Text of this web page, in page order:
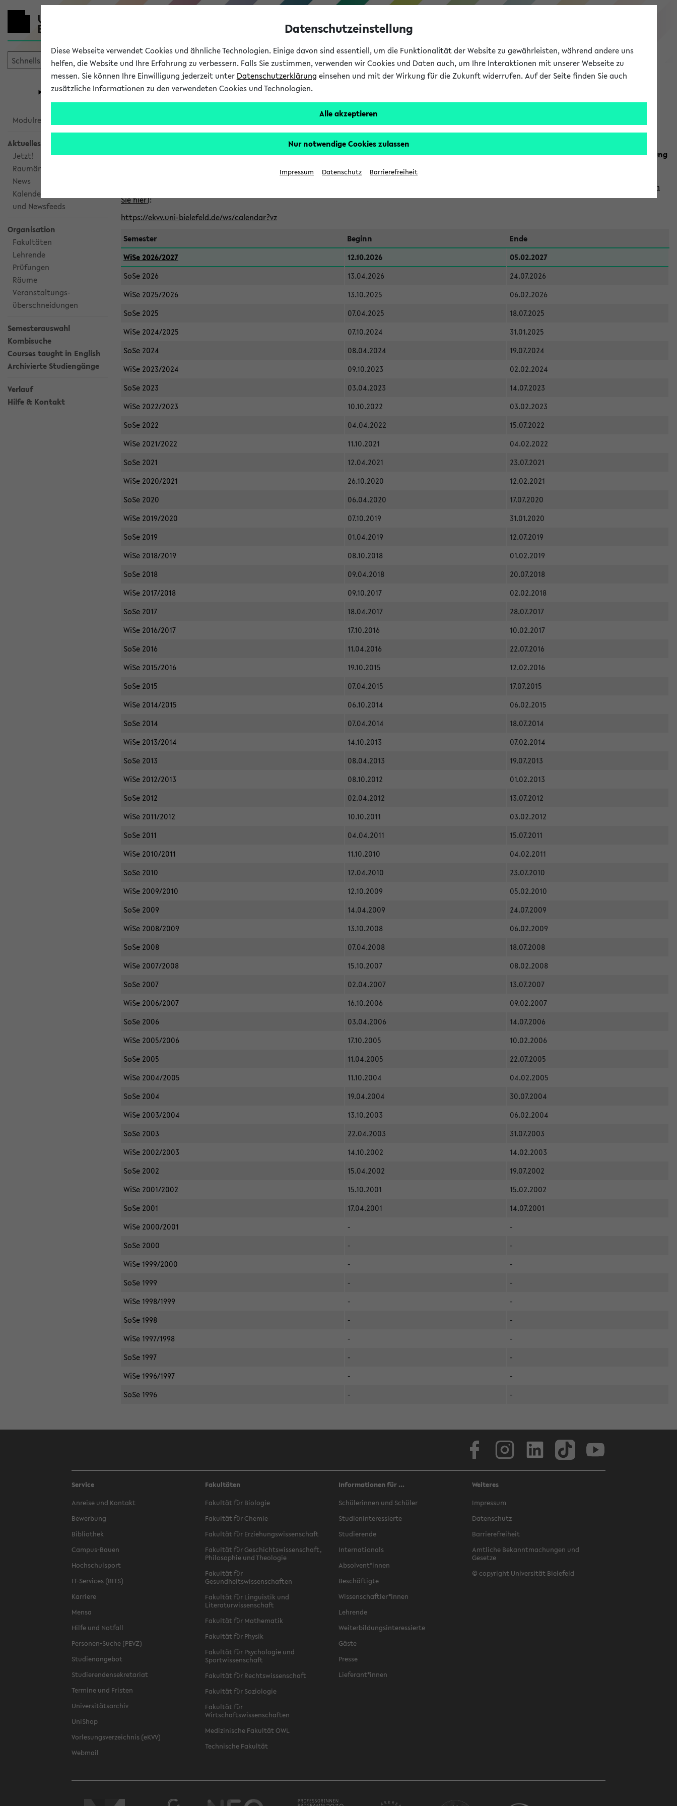
eKVV
Universität Forschung Studium
eKVV
Modulrecherche
Aktuelles
Jetzt!
Raumänderungen
News
Kalenderintegration
und Newsfeeds
Organisation
Fakultäten
Lehrende
Prüfungen
Räume
Veranstaltungs-
überschneidungen
Semesterauswahl
Kombisuche
Courses taught in English
Archivierte Studiengänge
Verlauf
Hilfe & Kontakt
Alle veröffentlichten Semester im eKVV
Klicken Sie auf das Semester, welches Sie für Ihre Sitzung auswählen möchten. Bitte beachten Sie auch die weiteren Termine imKalender der Lehrplanung
finden
Sie hier):
https://ekvv.uni-bielefeld.de/ws/calendar?vz
Semester
Beginn
Ende
WiSe 2026/2027
12.10.2026
05.02.2027
SoSe 2026
13.04.2026
24.07.2026
WiSe 2025/2026
13.10.2025
06.02.2026
SoSe 2025
07.04.2025
18.07.2025
WiSe 2024/2025
07.10.2024
31.01.2025
SoSe 2024
08.04.2024
19.07.2024
WiSe 2023/2024
09.10.2023
02.02.2024
SoSe 2023
03.04.2023
14.07.2023
WiSe 2022/2023
10.10.2022
03.02.2023
SoSe 2022
04.04.2022
15.07.2022
WiSe 2021/2022
11.10.2021
04.02.2022
SoSe 2021
12.04.2021
23.07.2021
WiSe 2020/2021
26.10.2020
12.02.2021
SoSe 2020
06.04.2020
17.07.2020
WiSe 2019/2020
07.10.2019
31.01.2020
SoSe 2019
01.04.2019
12.07.2019
WiSe 2018/2019
08.10.2018
01.02.2019
SoSe 2018
09.04.2018
20.07.2018
WiSe 2017/2018
09.10.2017
02.02.2018
SoSe 2017
18.04.2017
28.07.2017
WiSe 2016/2017
17.10.2016
10.02.2017
SoSe 2016
11.04.2016
22.07.2016
WiSe 2015/2016
19.10.2015
12.02.2016
SoSe 2015
07.04.2015
17.07.2015
WiSe 2014/2015
06.10.2014
06.02.2015
SoSe 2014
07.04.2014
18.07.2014
WiSe 2013/2014
14.10.2013
07.02.2014
SoSe 2013
08.04.2013
19.07.2013
WiSe 2012/2013
08.10.2012
01.02.2013
SoSe 2012
02.04.2012
13.07.2012
WiSe 2011/2012
10.10.2011
03.02.2012
SoSe 2011
04.04.2011
15.07.2011
WiSe 2010/2011
11.10.2010
04.02.2011
SoSe 2010
12.04.2010
23.07.2010
WiSe 2009/2010
12.10.2009
05.02.2010
SoSe 2009
14.04.2009
24.07.2009
WiSe 2008/2009
13.10.2008
06.02.2009
SoSe 2008
07.04.2008
18.07.2008
WiSe 2007/2008
15.10.2007
08.02.2008
SoSe 2007
02.04.2007
13.07.2007
WiSe 2006/2007
16.10.2006
09.02.2007
SoSe 2006
03.04.2006
14.07.2006
WiSe 2005/2006
17.10.2005
10.02.2006
SoSe 2005
11.04.2005
22.07.2005
WiSe 2004/2005
11.10.2004
04.02.2005
SoSe 2004
19.04.2004
30.07.2004
WiSe 2003/2004
13.10.2003
06.02.2004
SoSe 2003
22.04.2003
31.07.2003
WiSe 2002/2003
14.10.2002
14.02.2003
SoSe 2002
15.04.2002
19.07.2002
WiSe 2001/2002
15.10.2001
15.02.2002
SoSe 2001
17.04.2001
14.07.2001
WiSe 2000/2001
-
-
SoSe 2000
-
-
WiSe 1999/2000
-
-
SoSe 1999
-
-
WiSe 1998/1999
-
-
SoSe 1998
-
-
WiSe 1997/1998
-
-
SoSe 1997
-
-
WiSe 1996/1997
-
-
SoSe 1996
- -
Service
Anreise und Kontakt
Bewerbung
Bibliothek
Campus-Bauen
Hochschulsport
IT-Services (BITS)
Karriere
Mensa
Hilfe und Notfall
Personen-Suche (PEVZ)
Studienangebot
Studierendensekretariat
Termine und Fristen
Universitätsarchiv
UniShop
Vorlesungsverzeichnis (eKVV)
Webmail
Fakultäten
Fakultät für Biologie
Fakultät für Chemie
Fakultät für Erziehungswissenschaft
Fakultät für Geschichtswissenschaft,
Philosophie und Theologie
Fakultät für
Gesundheitswissenschaften
Fakultät für Linguistik und
Literaturwissenschaft
Fakultät für Mathematik
Fakultät für Physik
Fakultät für Psychologie und
Sportwissenschaft
Fakultät für Rechtswissenschaft
Fakultät für Soziologie
Fakultät für
Wirtschaftswissenschaften
Medizinische Fakultät OWL
Technische Fakultät
Informationen für ...
Schülerinnen und Schüler
Studieninteressierte
Studierende
Internationals
Absolvent*innen
Beschäftigte
Wissenschaftler*innen
Lehrende
Weiterbildungsinteressierte
Gäste
Presse
Lieferant*innen
Weiteres
Impressum
Datenschutz
Barrierefreiheit
Amtliche Bekanntmachungen und
Gesetze
© copyright Universität Bielefeld
Datenschutzeinstellung
Diese Webseite verwendet Cookies und ähnliche Technologien. Einige davon sind essentiell, um die Funktionalität der Website zu gewährleisten, während andere uns
helfen, die Website und Ihre Erfahrung zu verbessern. Falls Sie zustimmen, verwenden wir Cookies und Daten auch, um Ihre Interaktionen mit unserer Webseite zu
messen. Sie können Ihre Einwilligung jederzeit unter Datenschutzerklärung einsehen und mit der Wirkung für die Zukunft widerrufen. Auf der Seite finden Sie auch
zusätzliche Informationen zu den verwendeten Cookies und Technologien.
Alle akzeptieren
Nur notwendige Cookies zulassen
Impressum Datenschutz Barrierefreiheit